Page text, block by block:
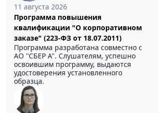
11 августа 2026
Программа повышения
квалификации "О корпоративном
заказе" (223-ФЗ от 18.07.2011)
Программа разработана совместно с
АО ''СБЕР А". Слушателям, успешно
освоившим программу, выдаются
удостоверения установленного
образца.